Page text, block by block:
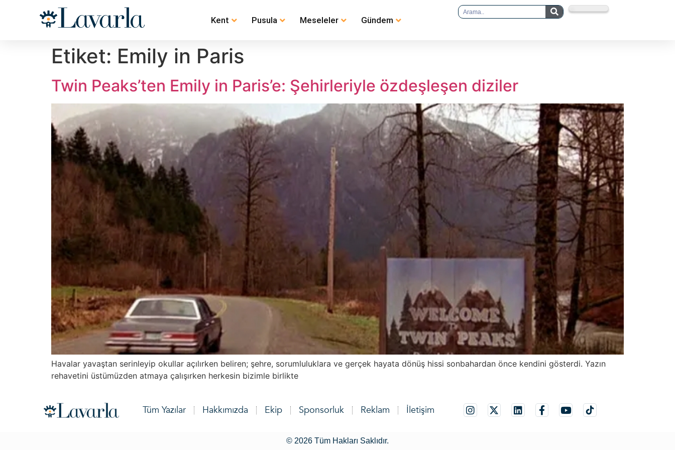
Kent Pusula Meseleler Gündem
Etiket: Emily in Paris
Twin Peaks’ten Emily in Paris’e: Şehirleriyle özdeşleşen diziler
Havalar yavaştan serinleyip okullar açılırken beliren; şehre, sorumluluklara ve gerçek hayata dönüş hissi sonbahardan önce kendini gösterdi. Yazın
rehavetini üstümüzden atmaya çalışırken herkesin bizimle birlikte
Tüm Yazılar Hakkımızda Ekip Sponsorluk Reklam İletişim
© 2026 Tüm Hakları Saklıdır.